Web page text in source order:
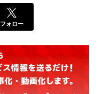
フォロー